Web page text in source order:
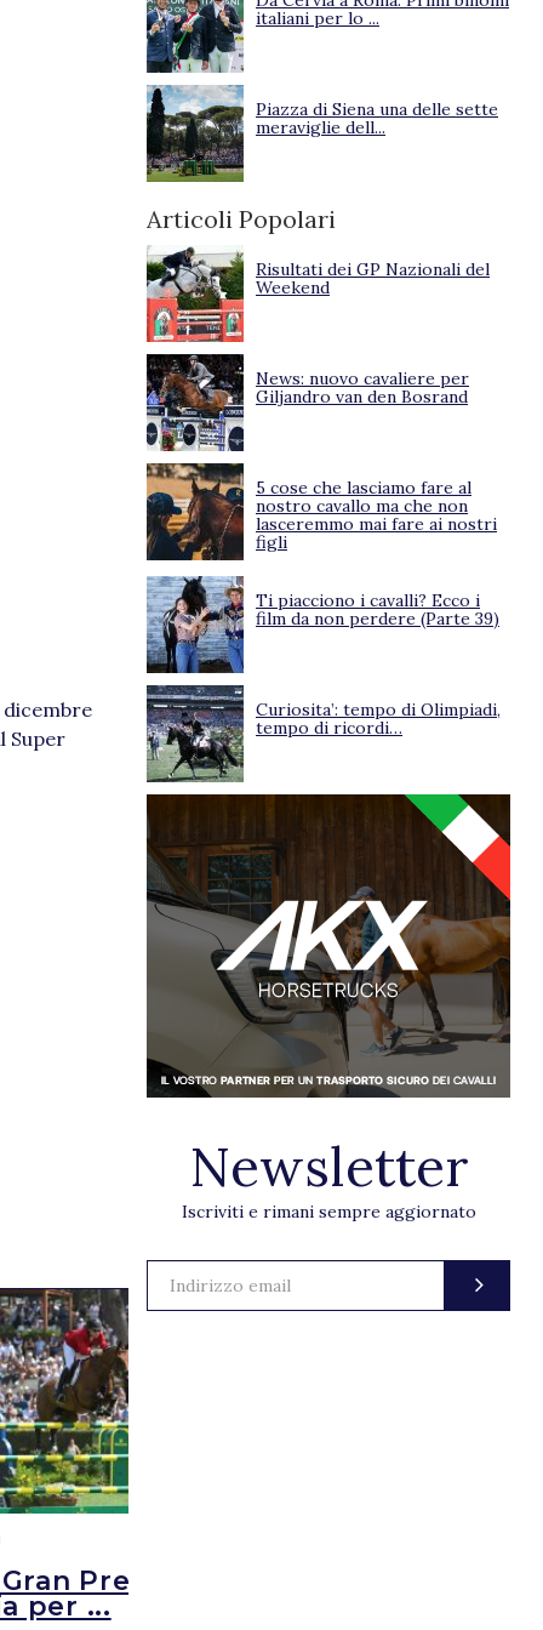
dicembre
Super
Premio Roma:
per ...
italiani per lo ...
Piazza di Siena una delle sette
meraviglie dell...
Articoli Popolari
Risultati dei GP Nazionali del
Weekend
News: nuovo cavaliere per
Giljandro van den Bosrand
5 cose che lasciamo fare al
nostro cavallo ma che non
lasceremmo mai fare ai nostri
figli
Ti piacciono i cavalli? Ecco i
film da non perdere (Parte 39)
Curiosita’: tempo di Olimpiadi,
tempo di ricordi…
Newsletter
Iscriviti e rimani sempre aggiornato